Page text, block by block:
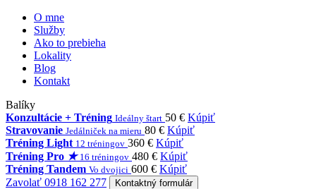
O mne
Služby
Ako to prebieha
Lokality
Blog
Kontakt
Balíky
Konzultácie + Tréning Ideálny štart 50 € Kúpiť
Stravovanie Jedálniček na mieru 80 € Kúpiť
Tréning Light 12 tréningov 360 € Kúpiť
Tréning Pro ★ 16 tréningov 480 € Kúpiť
Tréning Tandem Vo dvojici 600 € Kúpiť
Zavolať 0918 162 277
Kontaktný formulár